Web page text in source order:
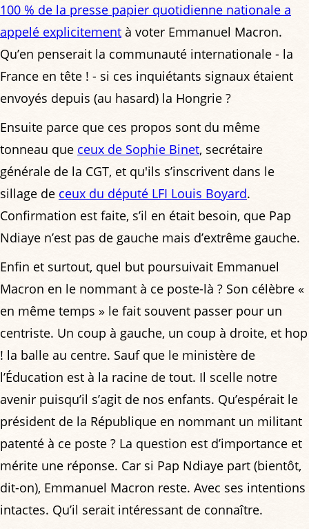
100 % de la presse papier quotidienne nationale a
appelé explicitement à voter Emmanuel Macron.
Qu’en penserait la communauté internationale - la
France en tête ! - si ces inquiétants signaux étaient
envoyés depuis (au hasard) la Hongrie ?
Ensuite parce que ces propos sont du même
tonneau que ceux de Sophie Binet, secrétaire
générale de la CGT, et qu'ils s’inscrivent dans le
sillage de ceux du député LFI Louis Boyard.
Confirmation est faite, s’il en était besoin, que Pap
Ndiaye n’est pas de gauche mais d’extrême gauche.
Enfin et surtout, quel but poursuivait Emmanuel
Macron en le nommant à ce poste-là ? Son célèbre «
en même temps » le fait souvent passer pour un
centriste. Un coup à gauche, un coup à droite, et hop
! la balle au centre. Sauf que le ministère de
l’Éducation est à la racine de tout. Il scelle notre
avenir puisqu’il s’agit de nos enfants. Qu’espérait le
président de la République en nommant un militant
patenté à ce poste ? La question est d’importance et
mérite une réponse. Car si Pap Ndiaye part (bientôt,
dit-on), Emmanuel Macron reste. Avec ses intentions
intactes. Qu’il serait intéressant de connaître.